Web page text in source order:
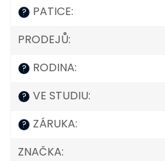
? PATICE:
PRODEJŮ:
? RODINA:
? VE STUDIU:
? ZÁRUKA:
ZNAČKA: